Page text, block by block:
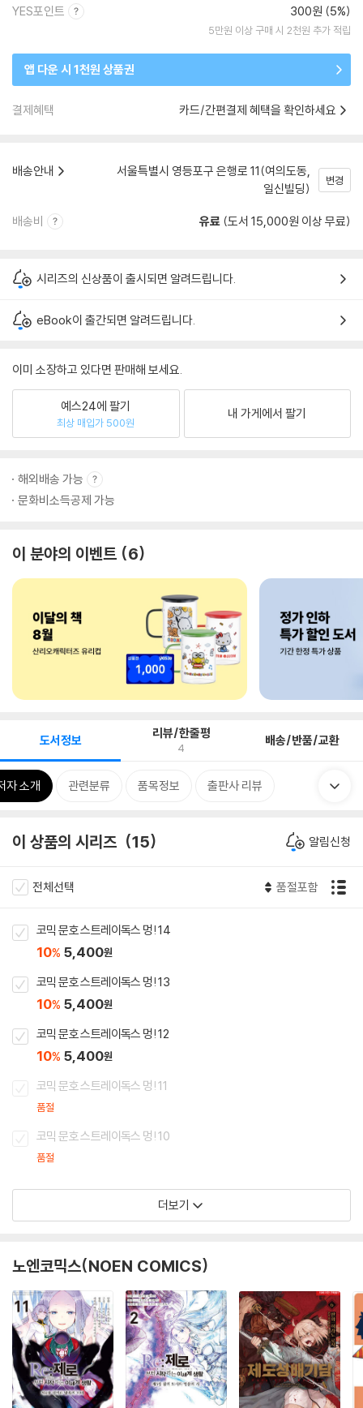
YES포인트 300원 (5%)
5만원 이상 구매 시 2천원 추가 적립
앱 다운 시 1천원 상품권
결제혜택 카드/간편결제 혜택을 확인하세요
배송안내
서울특별시 영등포구 은행로 11(여의도동,
일신빌딩)
변경
배송비 유료 (도서 15,000원 이상 무료)
시리즈의 신상품이 출시되면 알려드립니다.
eBook이 출간되면 알려드립니다.
이미 소장하고 있다면 판매해 보세요.
예스24에 팔기
최상 매입가 500원
내 가게에서 팔기
해외배송 가능
문화비소득공제 가능
이 분야의 이벤트 6
도서정보 리뷰/한줄평
4 배송/반품/교환
자 소개 관련분류 품목정보 출판사 리뷰
이 상품의 시리즈 15 알림신청
전체선택 품절포함
코믹 문호 스트레이독스 멍! 14
10% 5,400원
코믹 문호 스트레이독스 멍! 13
10% 5,400원
코믹 문호 스트레이독스 멍! 12
10% 5,400원
코믹 문호 스트레이독스 멍! 11
품절
코믹 문호 스트레이독스 멍! 10
품절
더보기
노엔코믹스(NOEN COMICS)